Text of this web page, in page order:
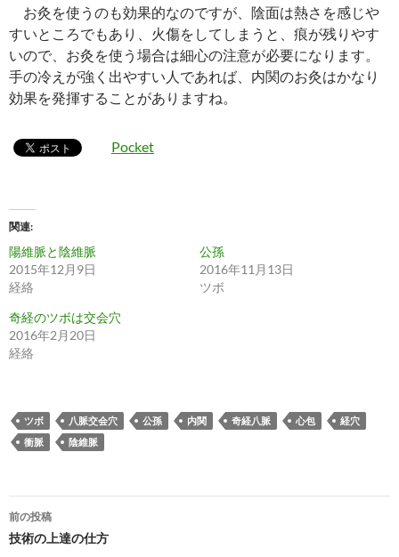
お灸を使うのも効果的なのですが、陰面は熱さを感じや
すいところでもあり、火傷をしてしまうと、痕が残りやす
いので、お灸を使う場合は細心の注意が必要になります。
手の冷えが強く出やすい人であれば、内関のお灸はかなり
効果を発揮することがありますね。
Pocket
関連
陽維脈と陰維脈
2015年12月9日
経絡
公孫
2016年11月13日
ツボ
奇経のツボは交会穴
2016年2月20日
経絡
ツボ 八脈交会穴 公孫 内関 奇経八脈 心包
経穴
衝脈
陰維脈
投
稿
前の投稿
技術の上達の仕方